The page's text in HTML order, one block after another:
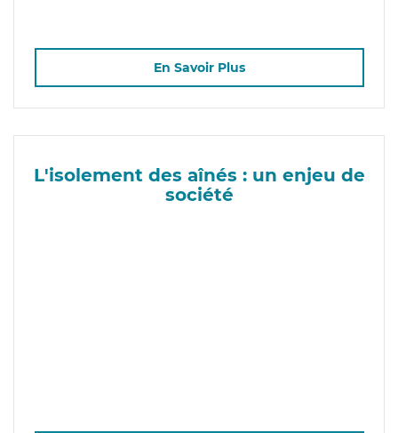
En Savoir Plus
L'isolement des aînés : un enjeu de
société